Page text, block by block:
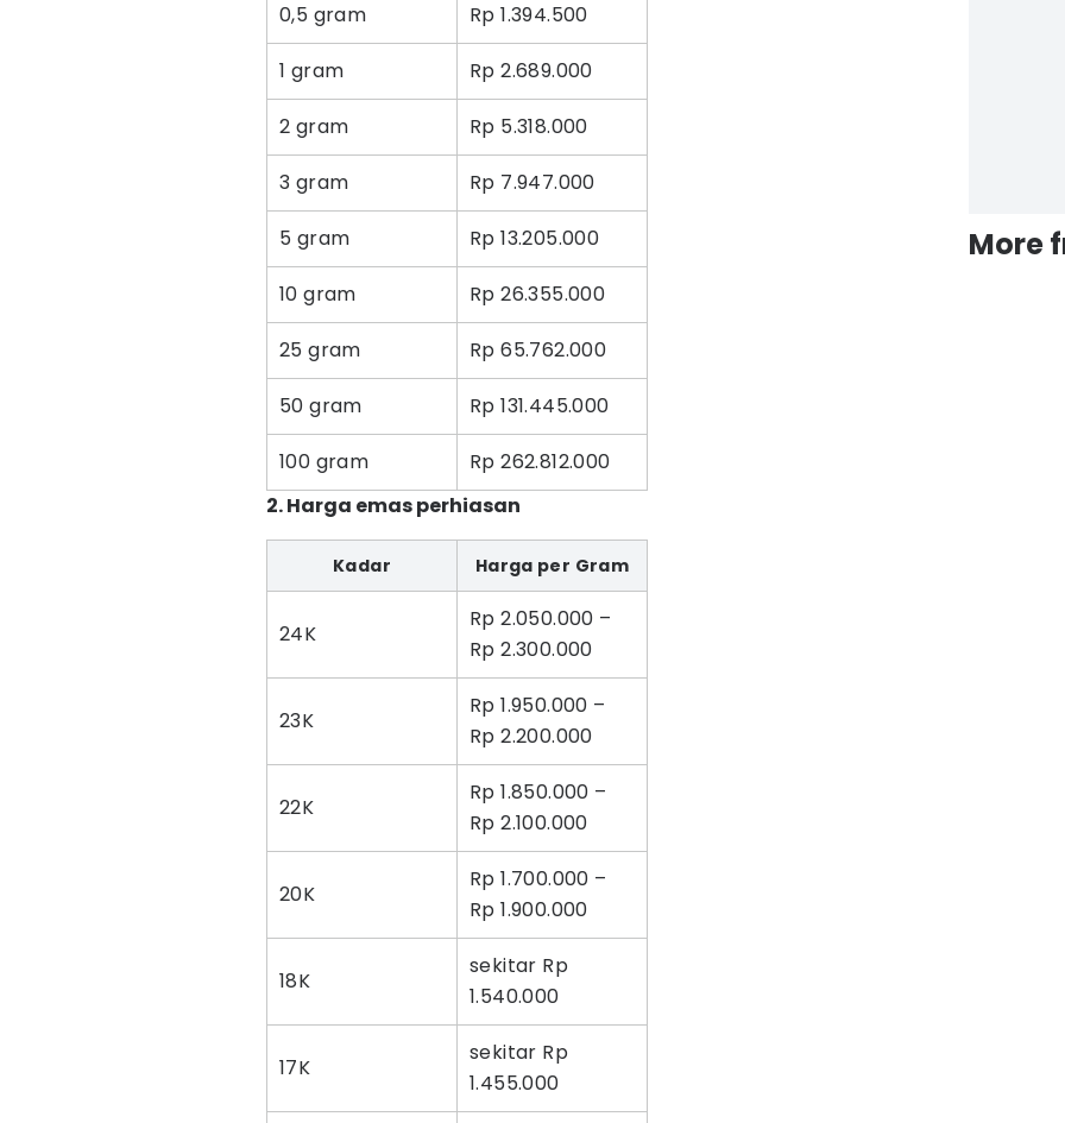
0,5 gram Rp 1.394.500
1 gram Rp 2.689.000
2 gram Rp 5.318.000
3 gram Rp 7.947.000
5 gram Rp 13.205.000
10 gram Rp 26.355.000
25 gram Rp 65.762.000
50 gram Rp 131.445.000
100 gram
Rp 262.812.000
2. Harga emas perhiasan
Kadar Harga per Gram
24K
Rp 2.050.000 –
Rp 2.300.000
23K
Rp 1.950.000 –
Rp 2.200.000
22K
Rp 1.850.000 –
Rp 2.100.000
20K
Rp 1.700.000 –
Rp 1.900.000
18K
sekitar Rp
1.540.000
17K
sekitar Rp
1.455.000
More